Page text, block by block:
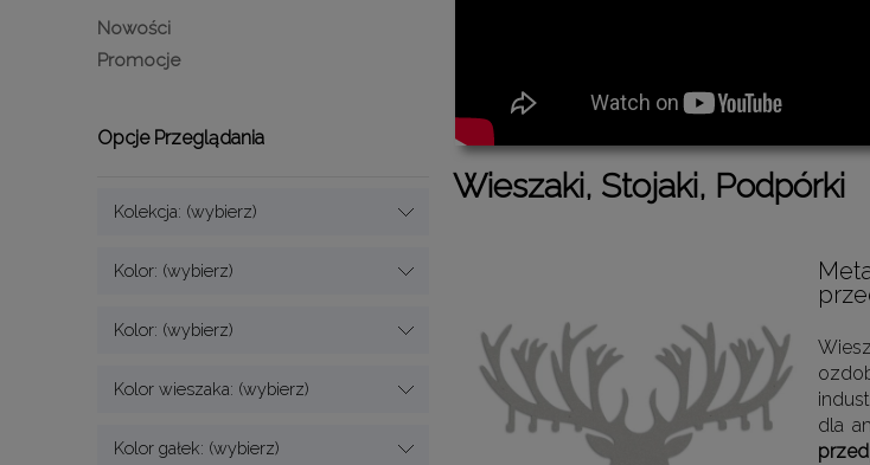
Nowości
Promocje
Opcje Przeglądania
Kolekcja: (wybierz)
Kolor: (wybierz)
Kolor: (wybierz)
Kolor wieszaka: (wybierz)
Kolor gałek: (wybierz)
Wieszaki, Stojaki, Podpórki
dla